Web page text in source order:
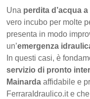
Una perdita d’acqua
vero incubo per molte
presenta in modo
un’emergenza
In questi casi, è
servizio di pronto
Mainardaaffidabile e
FerraraIdraulico.it e che